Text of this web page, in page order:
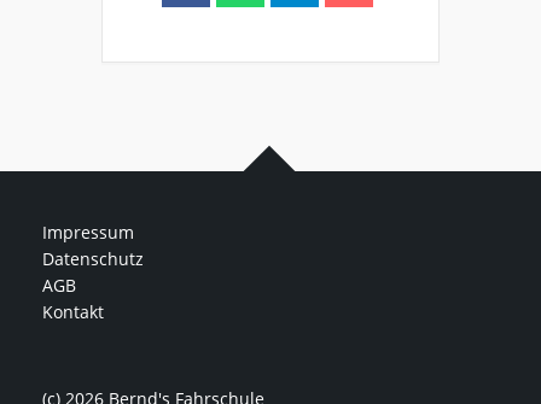
Impressum
Datenschutz
AGB
Kontakt
(c) 2026 Bernd's Fahrschule